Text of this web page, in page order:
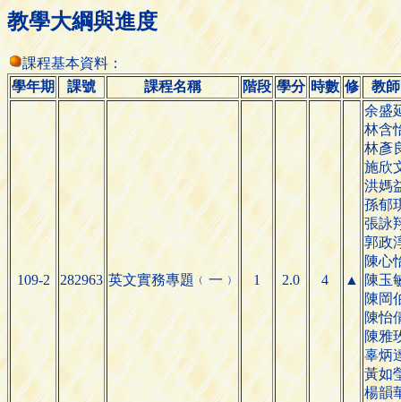
教學大綱與進度
課程基本資料：
學年期
課號 課程名稱 階段 學分 時數 修 教師
109-2 282963 英文實務專題﹙ 一﹚ 1 2.0 4 ▲
余盛
林含
林彥
施欣
洪媽
孫郁
張詠
郭政
陳心
陳玉
陳岡
陳怡
陳雅
辜炳
黃如
楊韻